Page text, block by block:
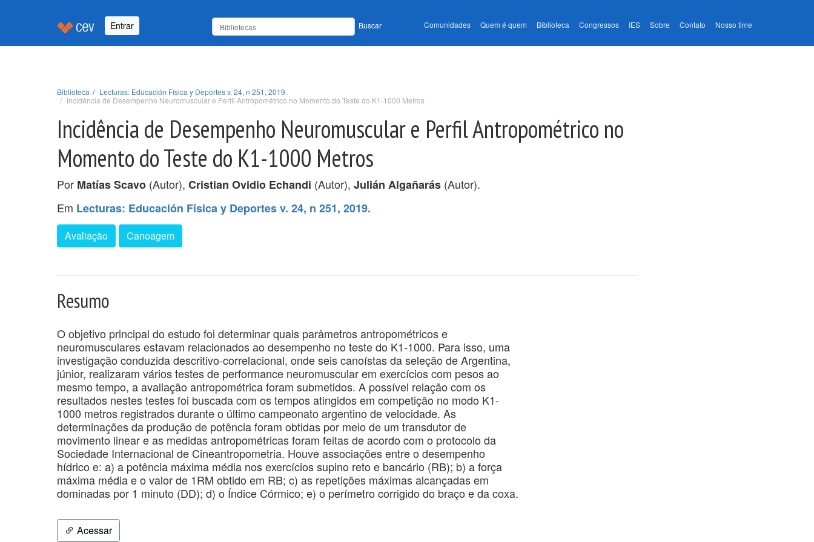
Entrar Buscar Comunidades Quem é quem Biblioteca Congressos IES Sobre Contato Nosso time
Biblioteca
Lecturas: Educación Física y Deportes v. 24, n 251, 2019.
Incidência de Desempenho Neuromuscular e Perfil Antropométrico no Momento do Teste do K1-1000 Metros
Incidência de Desempenho Neuromuscular e Perfil Antropométrico no
Momento do Teste do K1-1000 Metros
Por Matías Scavo (Autor), Cristian Ovidio Echandi (Autor), Julián Algañarás (Autor).
Em Lecturas: Educación Física y Deportes v. 24, n 251, 2019.
Avaliação Canoagem
Resumo
O objetivo principal do estudo foi determinar quais parâmetros antropométricos e
neuromusculares estavam relacionados ao desempenho no teste do K1-1000. Para isso, uma
investigação conduzida descritivo-correlacional, onde seis canoístas da seleção de Argentina,
júnior, realizaram vários testes de performance neuromuscular em exercícios com pesos ao
mesmo tempo, a avaliação antropométrica foram submetidos. A possível relação com os
resultados nestes testes foi buscada com os tempos atingidos em competição no modo K1-
1000 metros registrados durante o último campeonato argentino de velocidade. As
determinações da produção de potência foram obtidas por meio de um transdutor de
movimento linear e as medidas antropométricas foram feitas de acordo com o protocolo da
Sociedade Internacional de Cineantropometria. Houve associações entre o desempenho
hídrico e: a) a potência máxima média nos exercícios supino reto e bancário (RB); b) a força
máxima média e o valor de 1RM obtido em RB; c) as repetições máximas alcançadas em
dominadas por 1 minuto (DD); d) o Índice Córmico; e) o perímetro corrigido do braço e da coxa.
Acessar